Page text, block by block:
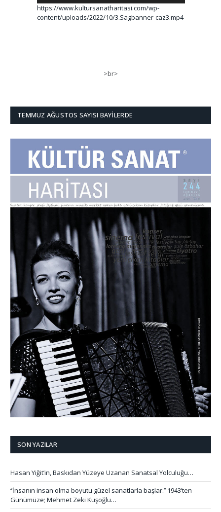
https://www.kultursanatharitasi.com/wp-
content/uploads/2022/10/3.Sagbanner-caz3.mp4
>br>
TEMMUZ AĞUSTOS SAYISI BAYILERDE
SON YAZILAR
Hasan Yiğit’in, Baskıdan Yüzeye Uzanan Sanatsal Yolculuğu…
‘’İnsanın insan olma boyutu güzel sanatlarla başlar.’’ 1943’ten
Günümüze; Mehmet Zeki Kuşoğlu…